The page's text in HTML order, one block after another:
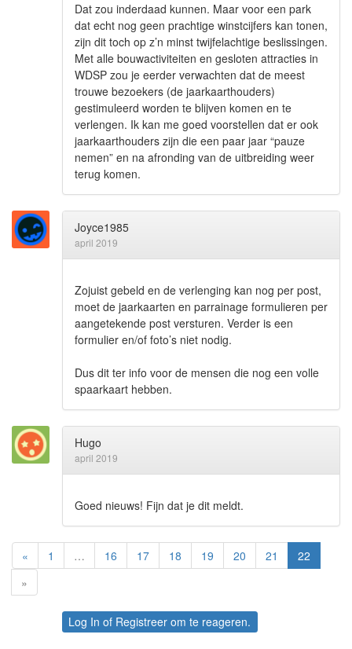
Dat zou inderdaad kunnen. Maar voor een park
dat echt nog geen prachtige winstcijfers kan tonen,
zijn dit toch op z’n minst twijfelachtige beslissingen.
Met alle bouwactiviteiten en gesloten attracties in
WDSP zou je eerder verwachten dat de meest
trouwe bezoekers (de jaarkaarthouders)
gestimuleerd worden te blijven komen en te
verlengen. Ik kan me goed voorstellen dat er ook
jaarkaarthouders zijn die een paar jaar “pauze
nemen” en na afronding van de uitbreiding weer
terug komen.
Joyce1985
april 2019
Zojuist gebeld en de verlenging kan nog per post,
moet de jaarkaarten en parrainage formulieren per
aangetekende post versturen. Verder is een
formulier en/of foto’s niet nodig.
Dus dit ter info voor de mensen die nog een volle
spaarkaart hebben.
Hugo
april 2019
Goed nieuws! Fijn dat je dit meldt.
« 1 … 16 17 18 19 20 21
22
»
Log In of Registreer om te reageren.